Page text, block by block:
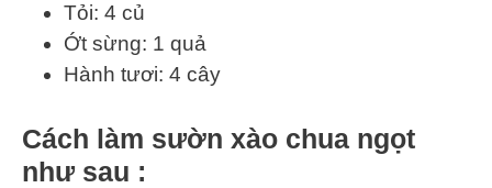
Tỏi: 4 củ
Ớt sừng: 1 quả
Hành tươi: 4 cây
Cách làm sườn xào chua ngọt
như sau :